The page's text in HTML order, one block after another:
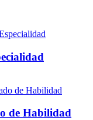
de Habilidad